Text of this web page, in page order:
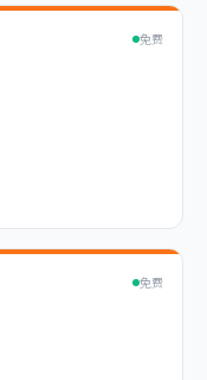
免费
免费